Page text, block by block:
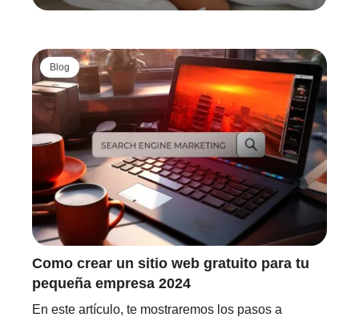
Blog
Como crear un sitio web gratuito para tu
pequeña empresa 2024
En este artículo, te mostraremos los pasos a